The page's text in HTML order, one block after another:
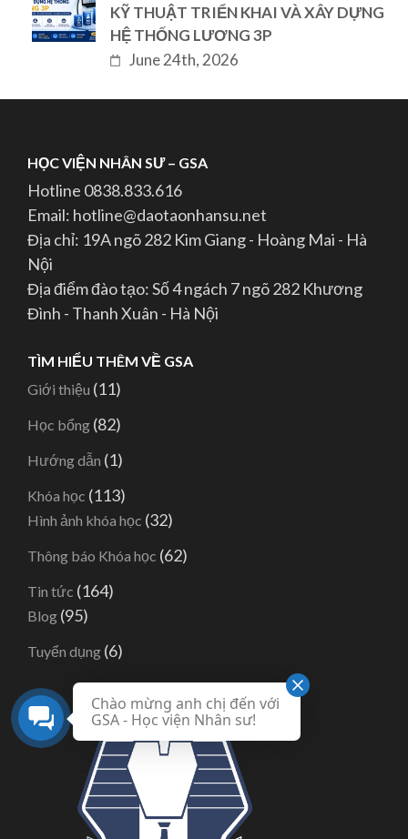
KỸ THUẬT TRIỂN KHAI VÀ XÂY DỰNG
HỆ THỐNG LƯƠNG 3P
June 24th, 2026
HỌC VIỆN NHÂN SƯ – GSA
Hotline 0838.833.616
Email: hotline@daotaonhansu.net
Địa chỉ: 19A ngõ 282 Kim Giang - Hoàng Mai - Hà
Nội
Địa điểm đào tạo: Số 4 ngách 7 ngõ 282 Khương
Đình - Thanh Xuân - Hà Nội
TÌM HIỂU THÊM VỀ GSA
Giới thiệu (11)
Học bổng (82)
Hướng dẫn (1)
Khóa học (113)
Hình ảnh khóa học (32)
Thông báo Khóa học (62)
Tin tức (164)
Blog (95)
Tuyển dụng (6)
Chào mừng anh chị đến với
GSA - Học viện Nhân sư!